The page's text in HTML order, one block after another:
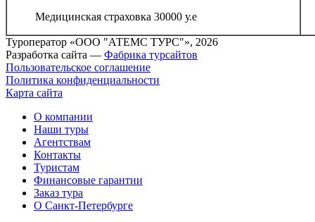
­ Медицинская страховка 30000 у.е
Туроператор «ООО "АТЕМС ТУРС"», 2026
Разработка сайта — Фабрика турсайтов
Пользовательское соглашение
Политика конфиденциальности
Карта сайта
О компании
Наши туры
Агентствам
Контакты
Туристам
Финансовые гарантии
Заказ тура
О Санкт-Петербурге